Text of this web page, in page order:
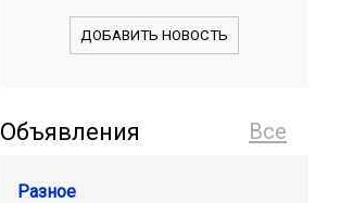
ДОБАВИТЬ НОВОСТЬ
Все
Объявления
Разное